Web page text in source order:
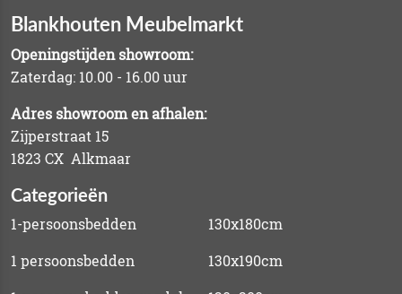
Blankhouten Meubelmarkt
Openingstijden showroom:
Zaterdag: 10.00 - 16.00 uur
Adres showroom en afhalen:
Zijperstraat 15
1823 CX Alkmaar
Categorieën
1-persoonsbedden
1 persoonsbedden
130x180cm
130x190cm